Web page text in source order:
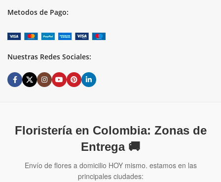
Metodos de Pago:
Nuestras Redes Sociales:
Floristería en Colombia: Zonas de
Entrega 🚚
Envío de flores a domicilio HOY mismo. estamos en las
principales ciudades: